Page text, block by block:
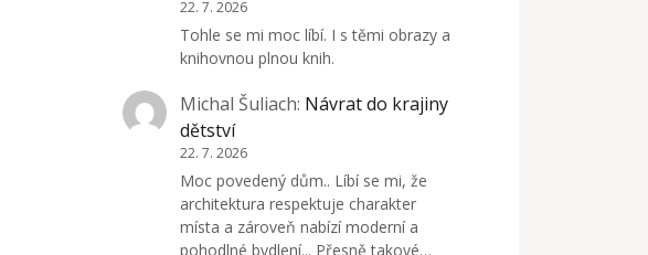
22. 7. 2026
Tohle se mi moc líbí. I s těmi obrazy a
knihovnou plnou knih.
Michal Šuliach: Návrat do krajiny
dětství
22. 7. 2026
Moc povedený dům.. Líbí se mi, že
architektura respektuje charakter
místa a zároveň nabízí moderní a
pohodlné bydlení... Přesně takové…